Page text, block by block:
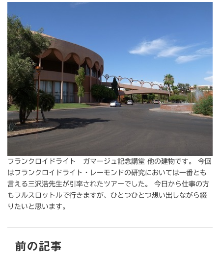
フランクロイドライト ガマージュ記念講堂 他の建物です。 今回
はフランクロイドライト・レーモンドの研究においては一番とも
言える三沢浩先生が引率されたツアーでした。 今日から仕事の方
もフルスロットルで行きますが、ひとつひとつ想い出しながら綴
りたいと思います。
前の記事